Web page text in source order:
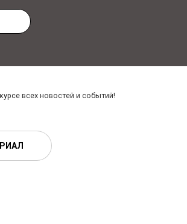
всех новостей и событий!